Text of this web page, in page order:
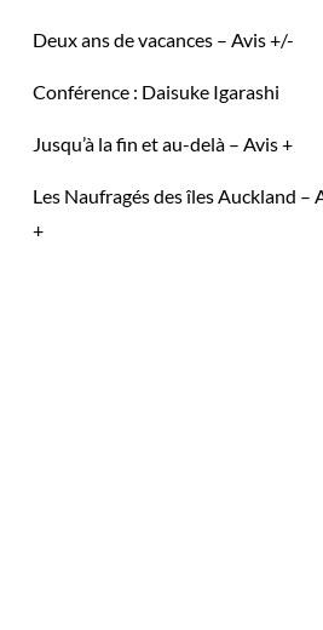
Deux ans de vacances – Avis +/-
Conférence : Daisuke Igarashi
Jusqu’à la fin et au-delà – Avis +
Les Naufragés des îles Auckland –
+